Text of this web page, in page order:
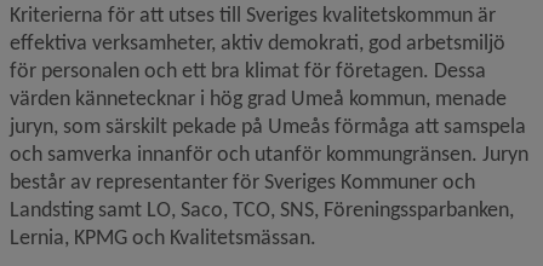
Kriterierna för att utses till Sveriges kvalitetskommun är
effektiva verksamheter, aktiv demokrati, god arbetsmiljö
för personalen och ett bra klimat för företagen. Dessa
värden kännetecknar i hög grad Umeå kommun, menade
juryn, som särskilt pekade på Umeås förmåga att samspela
och samverka innanför och utanför kommungränsen. Juryn
består av representanter för Sveriges Kommuner och
Landsting samt LO, Saco, TCO, SNS, Föreningssparbanken,
Lernia, KPMG och Kvalitetsmässan.